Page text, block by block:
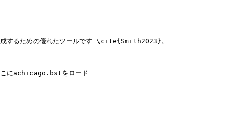
するための優れたツールです \cite{ Smith2023 }。
にachicago.bstをロード